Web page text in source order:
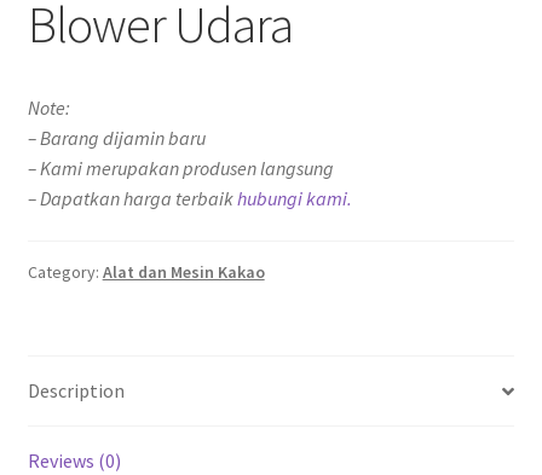
Blower Udara
Note:
– Barang dijamin baru
– Kami merupakan produsen langsung
– Dapatkan harga terbaikhubungi kami.
Category: Alat dan Mesin Kakao
Description
Reviews (0)